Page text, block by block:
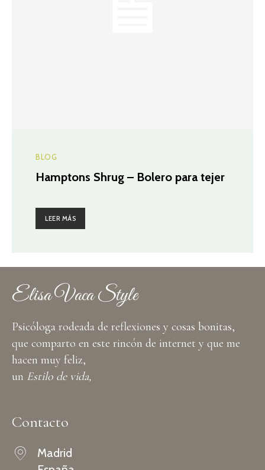
BLOG
Hamptons Shrug – Bolero para tejer
LEER MÁS
Elisa Vaca Style
Psicóloga rodeada de reflexiones y cosas bonitas,
que comparto en este rincón de internet y que me
hacen muy feliz,
un Estilo de vida,
Contacto
Madrid